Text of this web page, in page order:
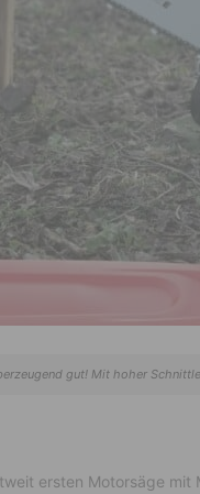
gut! Mit hoher
ersten Motorsäge